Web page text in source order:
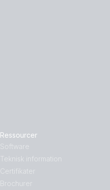
Ressourcer
Software
Teknisk information
Certifikater
Brochurer